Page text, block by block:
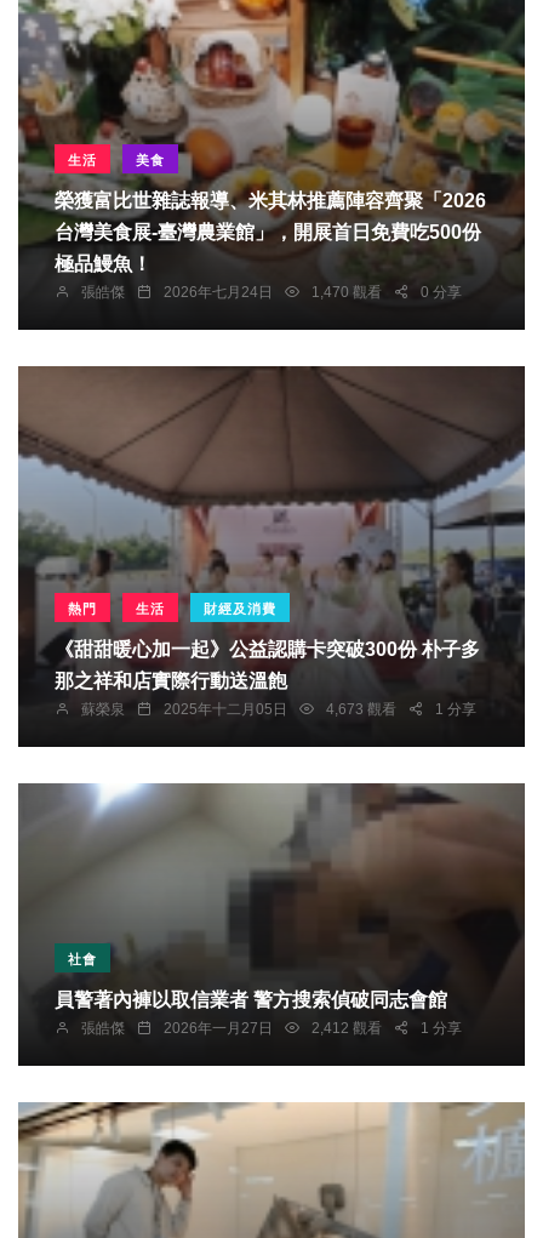
生活 美食
榮獲富比世雜誌報導、米其林推薦陣容齊聚「2026
台灣美食展-臺灣農業館」，開展首日免費吃500份
極品鰻魚！
張皓傑 2026年七月24日 1,470 觀看 0 分享
熱門 生活 財經及消費
《甜甜暖心加一起》公益認購卡突破300份 朴子多
那之祥和店實際行動送溫飽
蘇榮泉 2025年十二月05日 4,673 觀看 1 分享
社會
員警著內褲以取信業者 警方搜索偵破同志會館
張皓傑 2026年一月27日 2,412 觀看 1 分享